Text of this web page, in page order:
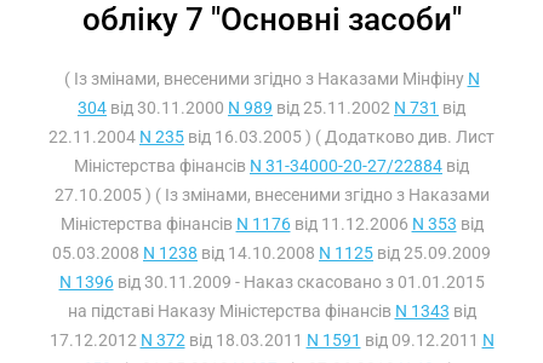
обліку 7 "Основні засоби"
( Із змінами, внесеними згідно з Наказами Мінфіну N
304 від 30.11.2000 N 989 від 25.11.2002 N 731 від
22.11.2004 N 235 від 16.03.2005 ) ( Додатково див. Лист
Міністерства фінансів N 31-34000-20-27/22884 від
27.10.2005 ) ( Із змінами, внесеними згідно з Наказами
Міністерства фінансів N 1176від 11.12.2006 N 353 від
05.03.2008 N 1238 від 14.10.2008 N 1125 від 25.09.2009
N 1396від 30.11.2009 - Наказ скасовано з 01.01.2015
на підставі Наказу Міністерства фінансів N 1343 від
17.12.2012 N 372 від 18.03.2011 N 1591 від 09.12.2011 N